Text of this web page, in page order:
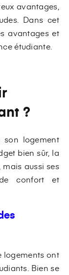
avantages,
Dans cet
avantages et
étudiante.
?
son logement
bien sûr, la
mais aussi ses
confort et
logements ont
Bien se